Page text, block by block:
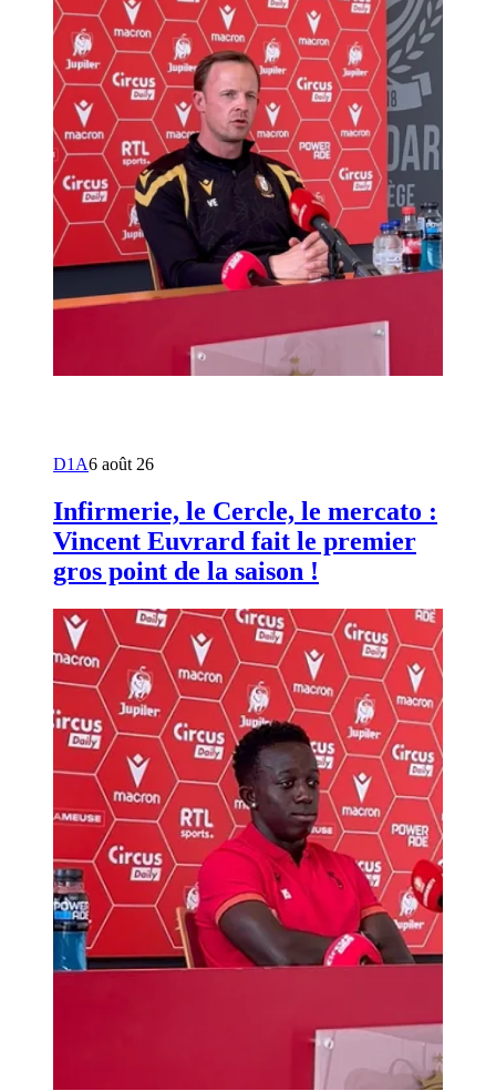
D1A6 août 26
Infirmerie, le Cercle, le mercato :
Vincent Euvrard fait le premier
gros point de la saison !